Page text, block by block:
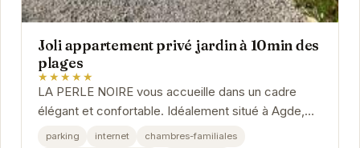
Joli appartement privé jardin à 10min des
plages
★★★★★
LA PERLE NOIRE vous accueille dans un cadre
élégant et confortable. Idéalement situé à Agde,
cet établissement vous propose des prestations
parking internet
chambres-familiales